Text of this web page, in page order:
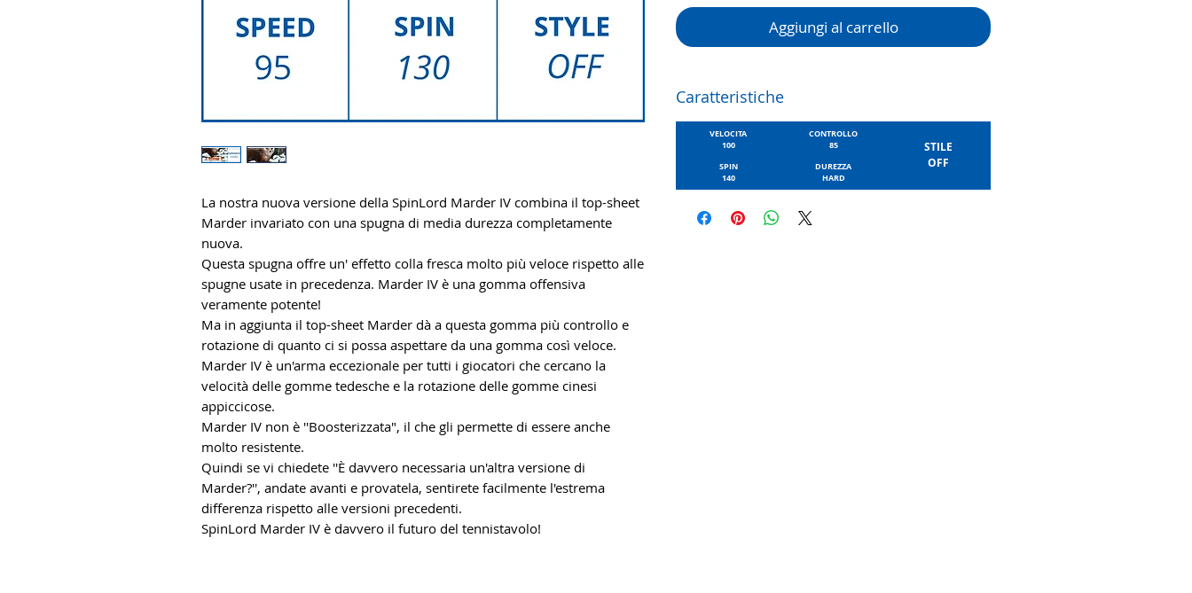
La nostra nuova versione della SpinLord Marder IV combina il top-sheet
Marder invariato con una spugna di media durezza completamente
nuova.
Questa spugna offre un' effetto colla fresca molto più veloce rispetto alle
spugne usate in precedenza. Marder IV è una gomma offensiva
veramente potente!
Ma in aggiunta il top-sheet Marder dà a questa gomma più controllo e
rotazione di quanto ci si possa aspettare da una gomma così veloce.
Marder IV è un'arma eccezionale per tutti i giocatori che cercano la
velocità delle gomme tedesche e la rotazione delle gomme cinesi
appiccicose.
Marder IV non è ''Boosterizzata", il che gli permette di essere anche
molto resistente.
Quindi se vi chiedete ''È davvero necessaria un'altra versione di
Marder?'', andate avanti e provatela, sentirete facilmente l'estrema
differenza rispetto alle versioni precedenti.
SpinLord Marder IV è davvero il futuro del tennistavolo!
Aggiungi al carrello
Caratteristiche
VELOCITA
100
SPIN
140
CONTROLLO
85
DUREZZA
HARD
STILE
OFF